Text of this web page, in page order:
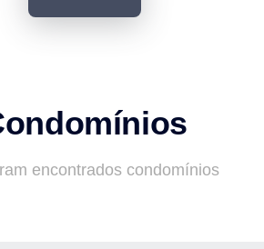
encontrados condomínios